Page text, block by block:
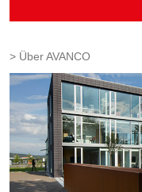
Über AVANCO